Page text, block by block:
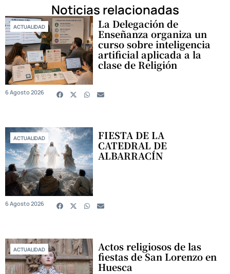
Noticias relacionadas
ACTUALIDAD La Delegación de
Enseñanza organiza un
curso sobre inteligencia
artificial aplicada a la
clase de Religión
6 Agosto 2026
ACTUALIDAD FIESTA DE LA
CATEDRAL DE
ALBARRACÍN
6 Agosto 2026
ACTUALIDAD Actos religiosos de las
fiestas de San Lorenzo en
Huesca